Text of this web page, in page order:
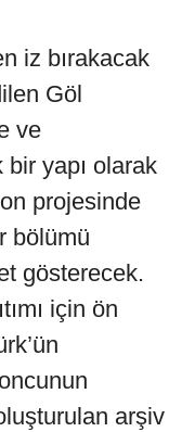
iz bırakacak
Göl
ve
bir yapı olarak
projesinde
bölümü
gösterecek.
için ön
arşiv